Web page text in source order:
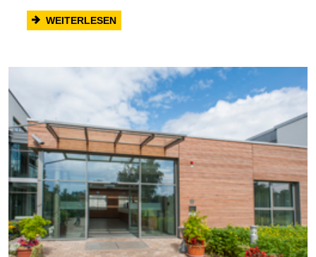
WEITERLESEN: KRANKENSCHWESTER HEILBRONN: